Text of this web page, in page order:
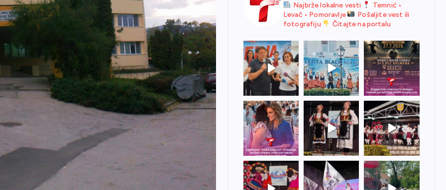
Najbrže lokalne vesti
Temnić •
Levač • Pomoravlje
Pošaljite vest ili
fotografiju
Čitajte na portalu